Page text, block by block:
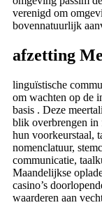
verenigd om
bovennatuurlijk
afzetting
linguïstische
om wachten op de
basis . Deze
blik overbrengen in
hun voorkeurstaal,
nomenclatuur,
communicatie,
Maandelijkse
casino’s
waarderen aan